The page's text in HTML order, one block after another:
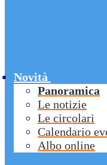
Novità
Panoramica
Le notizie
Le circolari
Calendario
Albo online